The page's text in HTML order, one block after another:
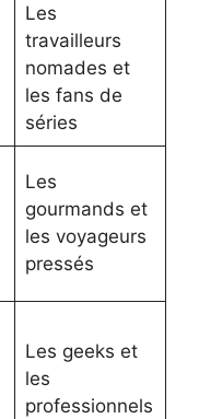
Les
travailleurs
nomades et
les fans de
séries
Les
gourmands et
les voyageurs
pressés
Les geeks et
les
professionnels